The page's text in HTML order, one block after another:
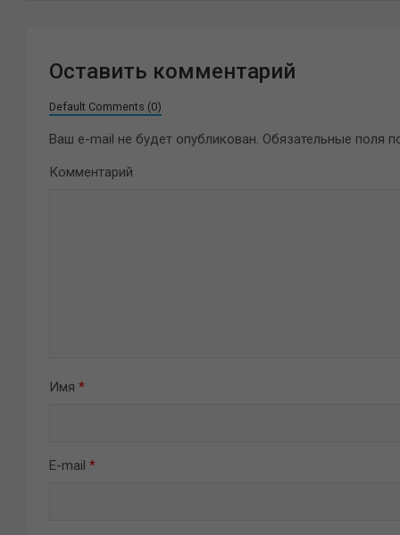
Оставить комментарий
Default Comments (0)
Ваш e-mail не будет опубликован. Обязательные поля
Комментарий
Имя *
E-mail *